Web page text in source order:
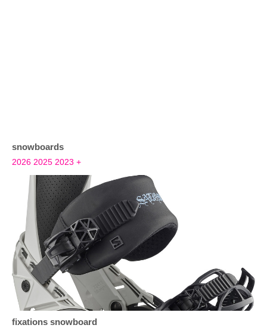
snowboards
2026 2025 2023 +
fixations snowboard